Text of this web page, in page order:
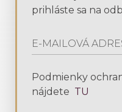
prihláste sa na
Podmienky
nájdete TU